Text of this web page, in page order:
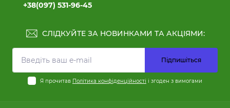
+38(097) 531-96-45
СЛІДКУЙТЕ ЗА НОВИНКАМИ ТА АКЦІЯМИ:
Підпишіться
Я прочитав Політика конфіденційності і згоден з вимогами